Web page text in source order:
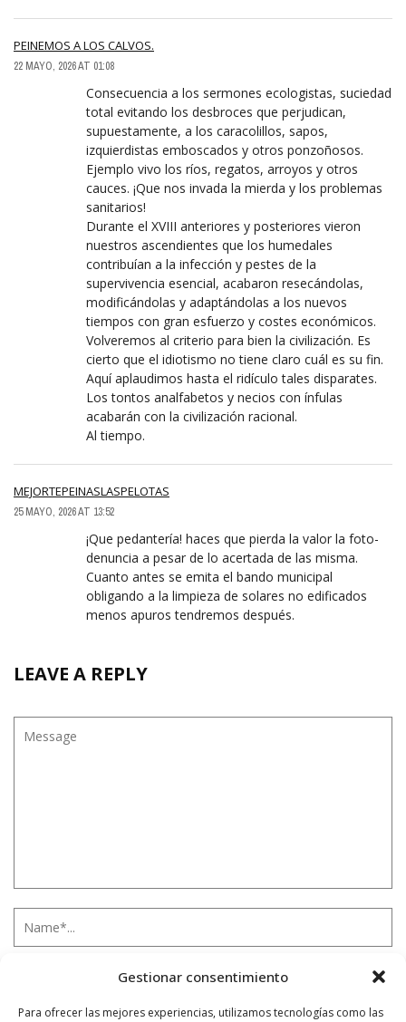
Gestionar consentimiento
Para ofrecer las mejores experiencias, utilizamos tecnologías como las
PEINEMOS A LOS CALVOS.
22 MAYO, 2026 AT 01:08
Consecuencia a los sermones ecologistas, suciedad
total evitando los desbroces que perjudican,
supuestamente, a los caracolillos, sapos,
izquierdistas emboscados y otros ponzoñosos.
Ejemplo vivo los ríos, regatos, arroyos y otros
cauces. ¡Que nos invada la mierda y los problemas
sanitarios!
Durante el XVIII anteriores y posteriores vieron
nuestros ascendientes que los humedales
contribuían a la infección y pestes de la
supervivencia esencial, acabaron resecándolas,
modificándolas y adaptándolas a los nuevos
tiempos con gran esfuerzo y costes económicos.
Volveremos al criterio para bien la civilización. Es
cierto que el idiotismo no tiene claro cuál es su fin.
Aquí aplaudimos hasta el ridículo tales disparates.
Los tontos analfabetos y necios con ínfulas
acabarán con la civilización racional.
Al tiempo.
MEJORTEPEINASLASPELOTAS
25 MAYO, 2026 AT 13:52
¡Que pedantería! haces que pierda la valor la foto-
denuncia a pesar de lo acertada de las misma.
Cuanto antes se emita el bando municipal
obligando a la limpieza de solares no edificados
menos apuros tendremos después.
LEAVE A REPLY